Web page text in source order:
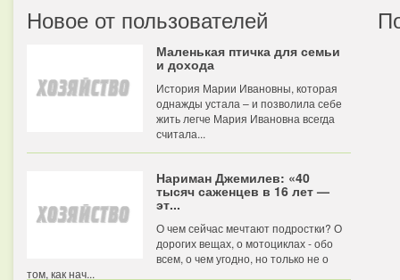
Новое от пользователей
Маленькая птичка для семьи
и дохода
История Марии Ивановны, которая
однажды устала – и позволила себе
жить легче Мария Ивановна всегда
считала...
Нариман Джемилев: «40
тысяч саженцев в 16 лет —
эт...
О чем сейчас мечтают подростки? О
дорогих вещах, о мотоциклах - обо
всем, о чем угодно, но только не о
том, как нач...